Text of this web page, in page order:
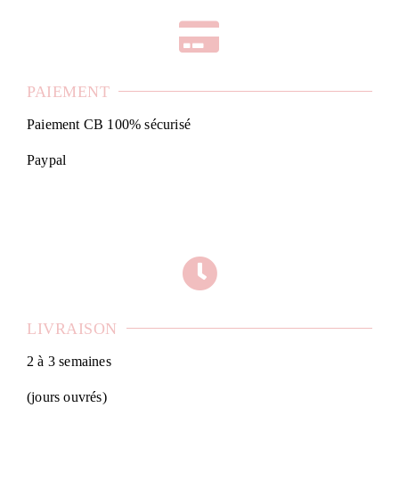
PAIEMENT
Paiement CB 100% sécurisé
Paypal
LIVRAISON
2 à 3 semaines
(jours ouvrés)